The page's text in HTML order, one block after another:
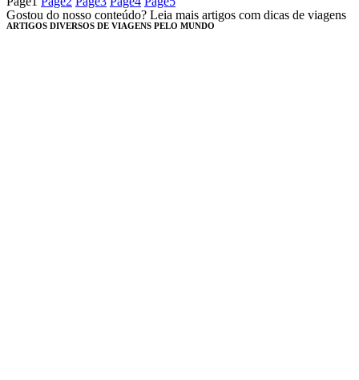
Gostou do nosso conteúdo? Leia mais artigos com dicas de viagens
ARTIGOS DIVERSOS DE VIAGENS PELO MUNDO​